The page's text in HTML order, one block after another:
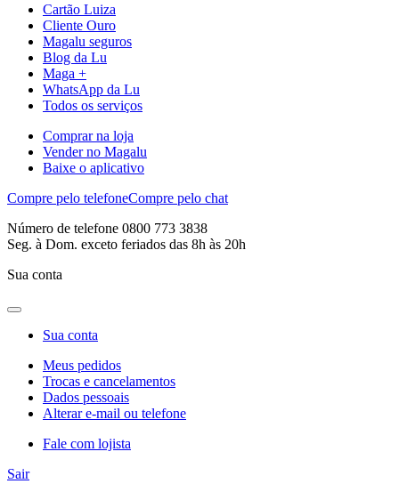
Cartão Luiza
Cliente Ouro
Magalu seguros
Blog da Lu
Maga +
WhatsApp da Lu
Todos os serviços
Comprar na loja
Vender no Magalu
Baixe o aplicativo
Compre pelo telefoneCompre pelo chat
Número de telefone 0800 773 3838
Seg. à Dom. exceto feriados das 8h às 20h
Sua conta
Sua conta
Meus pedidos
Trocas e cancelamentos
Dados pessoais
Alterar e-mail ou telefone
Fale com lojista
Sair